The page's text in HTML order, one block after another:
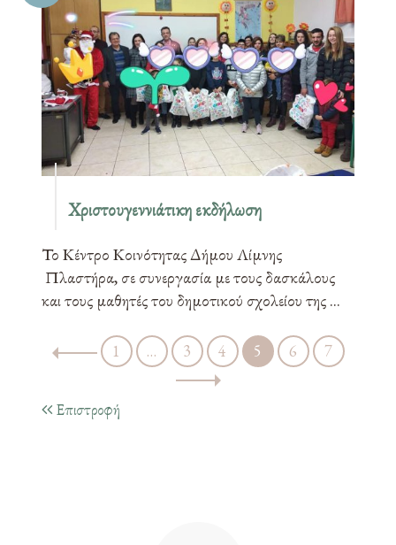
Χριστουγεννιάτικη εκδήλωση
Το Κέντρο Κοινότητας Δήμου Λίμνης
Πλαστήρα, σε συνεργασία με τους δασκάλους
και τους μαθητές του δημοτικού σχολείου της ...
1 … 3 4 5 6 7
Επιστροφή